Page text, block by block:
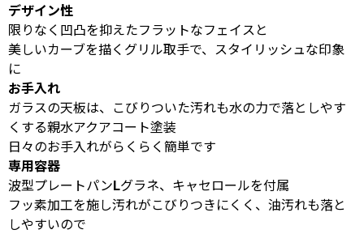
デザイン性
限りなく凹凸を抑えたフラットなフェイスと
美しいカーブを描くグリル取手で、スタイリッシュな印象
に
お手入れ
ガラスの天板は、こびりついた汚れも水の力で落としやす
くする親水アクアコート塗装
日々のお手入れがらくらく簡単です
専用容器
波型プレートパンLグラネ、キャセロールを付属
フッ素加工を施し汚れがこびりつきにくく、油汚れも落と
しやすいので